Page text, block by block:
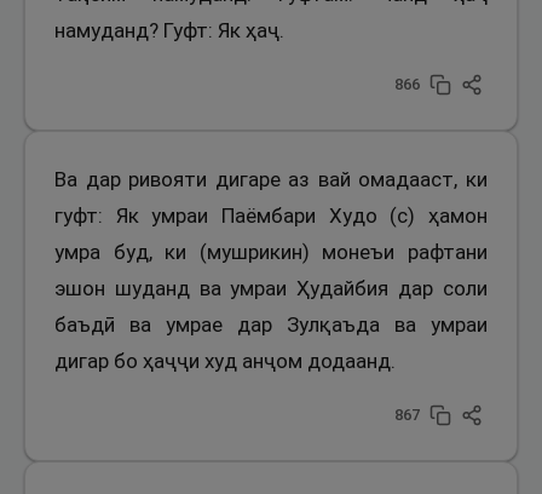
намуданд? Гуфт: Як ҳаҷ.
866
Ва дар ривояти дигаре аз вай омадааст, ки
гуфт: Як умраи Паёмбари Худо (с) ҳамон
умра буд, ки (мушрикин) монеъи рафтани
эшон шуданд ва умраи Ҳудайбия дар соли
баъдӣ ва умрае дар Зулқаъда ва умраи
дигар бо ҳаҷҷи худ анҷом додаанд.
867